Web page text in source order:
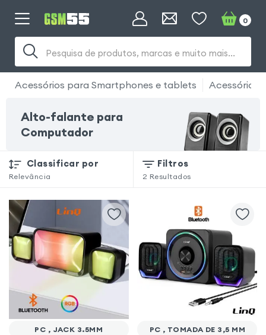
Pesquisa de produtos, marcas e muito mais...
0
Acessórios para Smartphones e tablets Acessório
Alto-falante para
Computador
Classificar por
Relevância
Filtros
2 Resultados
PC , JACK 3.5MM PC , TOMADA DE 3,5 MM